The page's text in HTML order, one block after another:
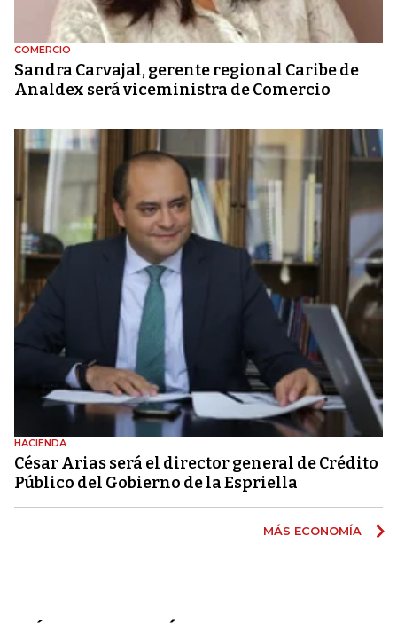
COMERCIO
Sandra Carvajal, gerente regional Caribe de
Analdex será viceministra de Comercio
HACIENDA
César Arias será el director general de Crédito
Público del Gobierno de la Espriella
MÁS ECONOMÍA